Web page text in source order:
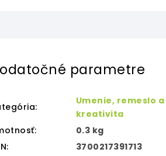
parametre
:
Umenie, remeslo a
kreativita
:
0.3 kg
:
3700217391713